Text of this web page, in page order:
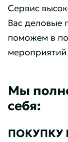
Сервис
Вас деловые
поможем в
мероприятий
Мы
себя:
ПОКУПКУ